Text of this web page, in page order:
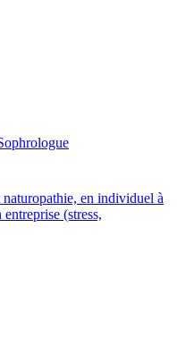
en individuel à
(stress,